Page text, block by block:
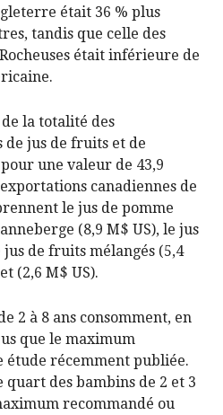
était 36 % plus
tandis que celle des
était inférieure de
la totalité des
jus de fruits et de
une valeur de 43,9
canadiennes de
le jus de pomme
(8,9 M$ US), le jus
jus de fruits mélangés (5,4
(2,6 M$ US).
2 à 8 ans consomment, en
que le maximum
étude récemment publiée.
des bambins de 2 et 3
recommandé ou